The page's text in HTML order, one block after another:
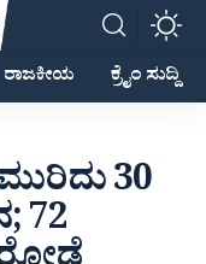
ರಾಜಕೀಯ ಕ್ರೈಂ ಸುದ್ದಿ
30
72